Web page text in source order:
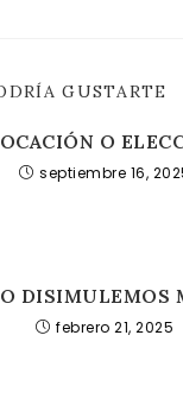
GUSTARTE
O
septiembre 16,
DISIMULEMOS
febrero 21, 2025